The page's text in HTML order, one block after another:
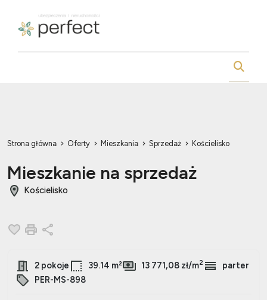
Strona główna Oferty Mieszkania Sprzedaż Kościelisko
Mieszkanie na sprzedaż
Kościelisko
Dodaj do ulubionych
Drukuj
2 pokoje 39.14 m² 13 771,08 zł/m2
parter
PER-MS-898